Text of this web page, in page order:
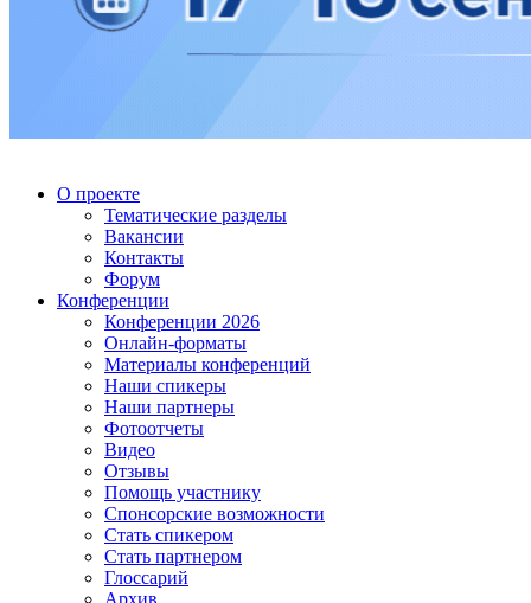
О проекте
Тематические разделы
Вакансии
Контакты
Форум
Конференции
Конференции 2026
Онлайн-форматы
Материалы конференций
Наши спикеры
Наши партнеры
Фотоотчеты
Видео
Отзывы
Помощь участнику
Спонсорские возможности
Стать спикером
Стать партнером
Глоссарий
Архив